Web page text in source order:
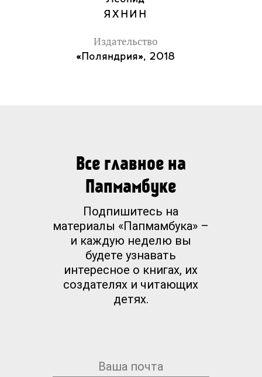
ЯХНИН
Издательство
«Поляндрия», 2018
Все главное на
Папмамбуке
Подпишитесь на
материалы «Папмамбука» –
и каждую неделю вы
будете узнавать
интересное о книгах, их
создателях и читающих
детях.